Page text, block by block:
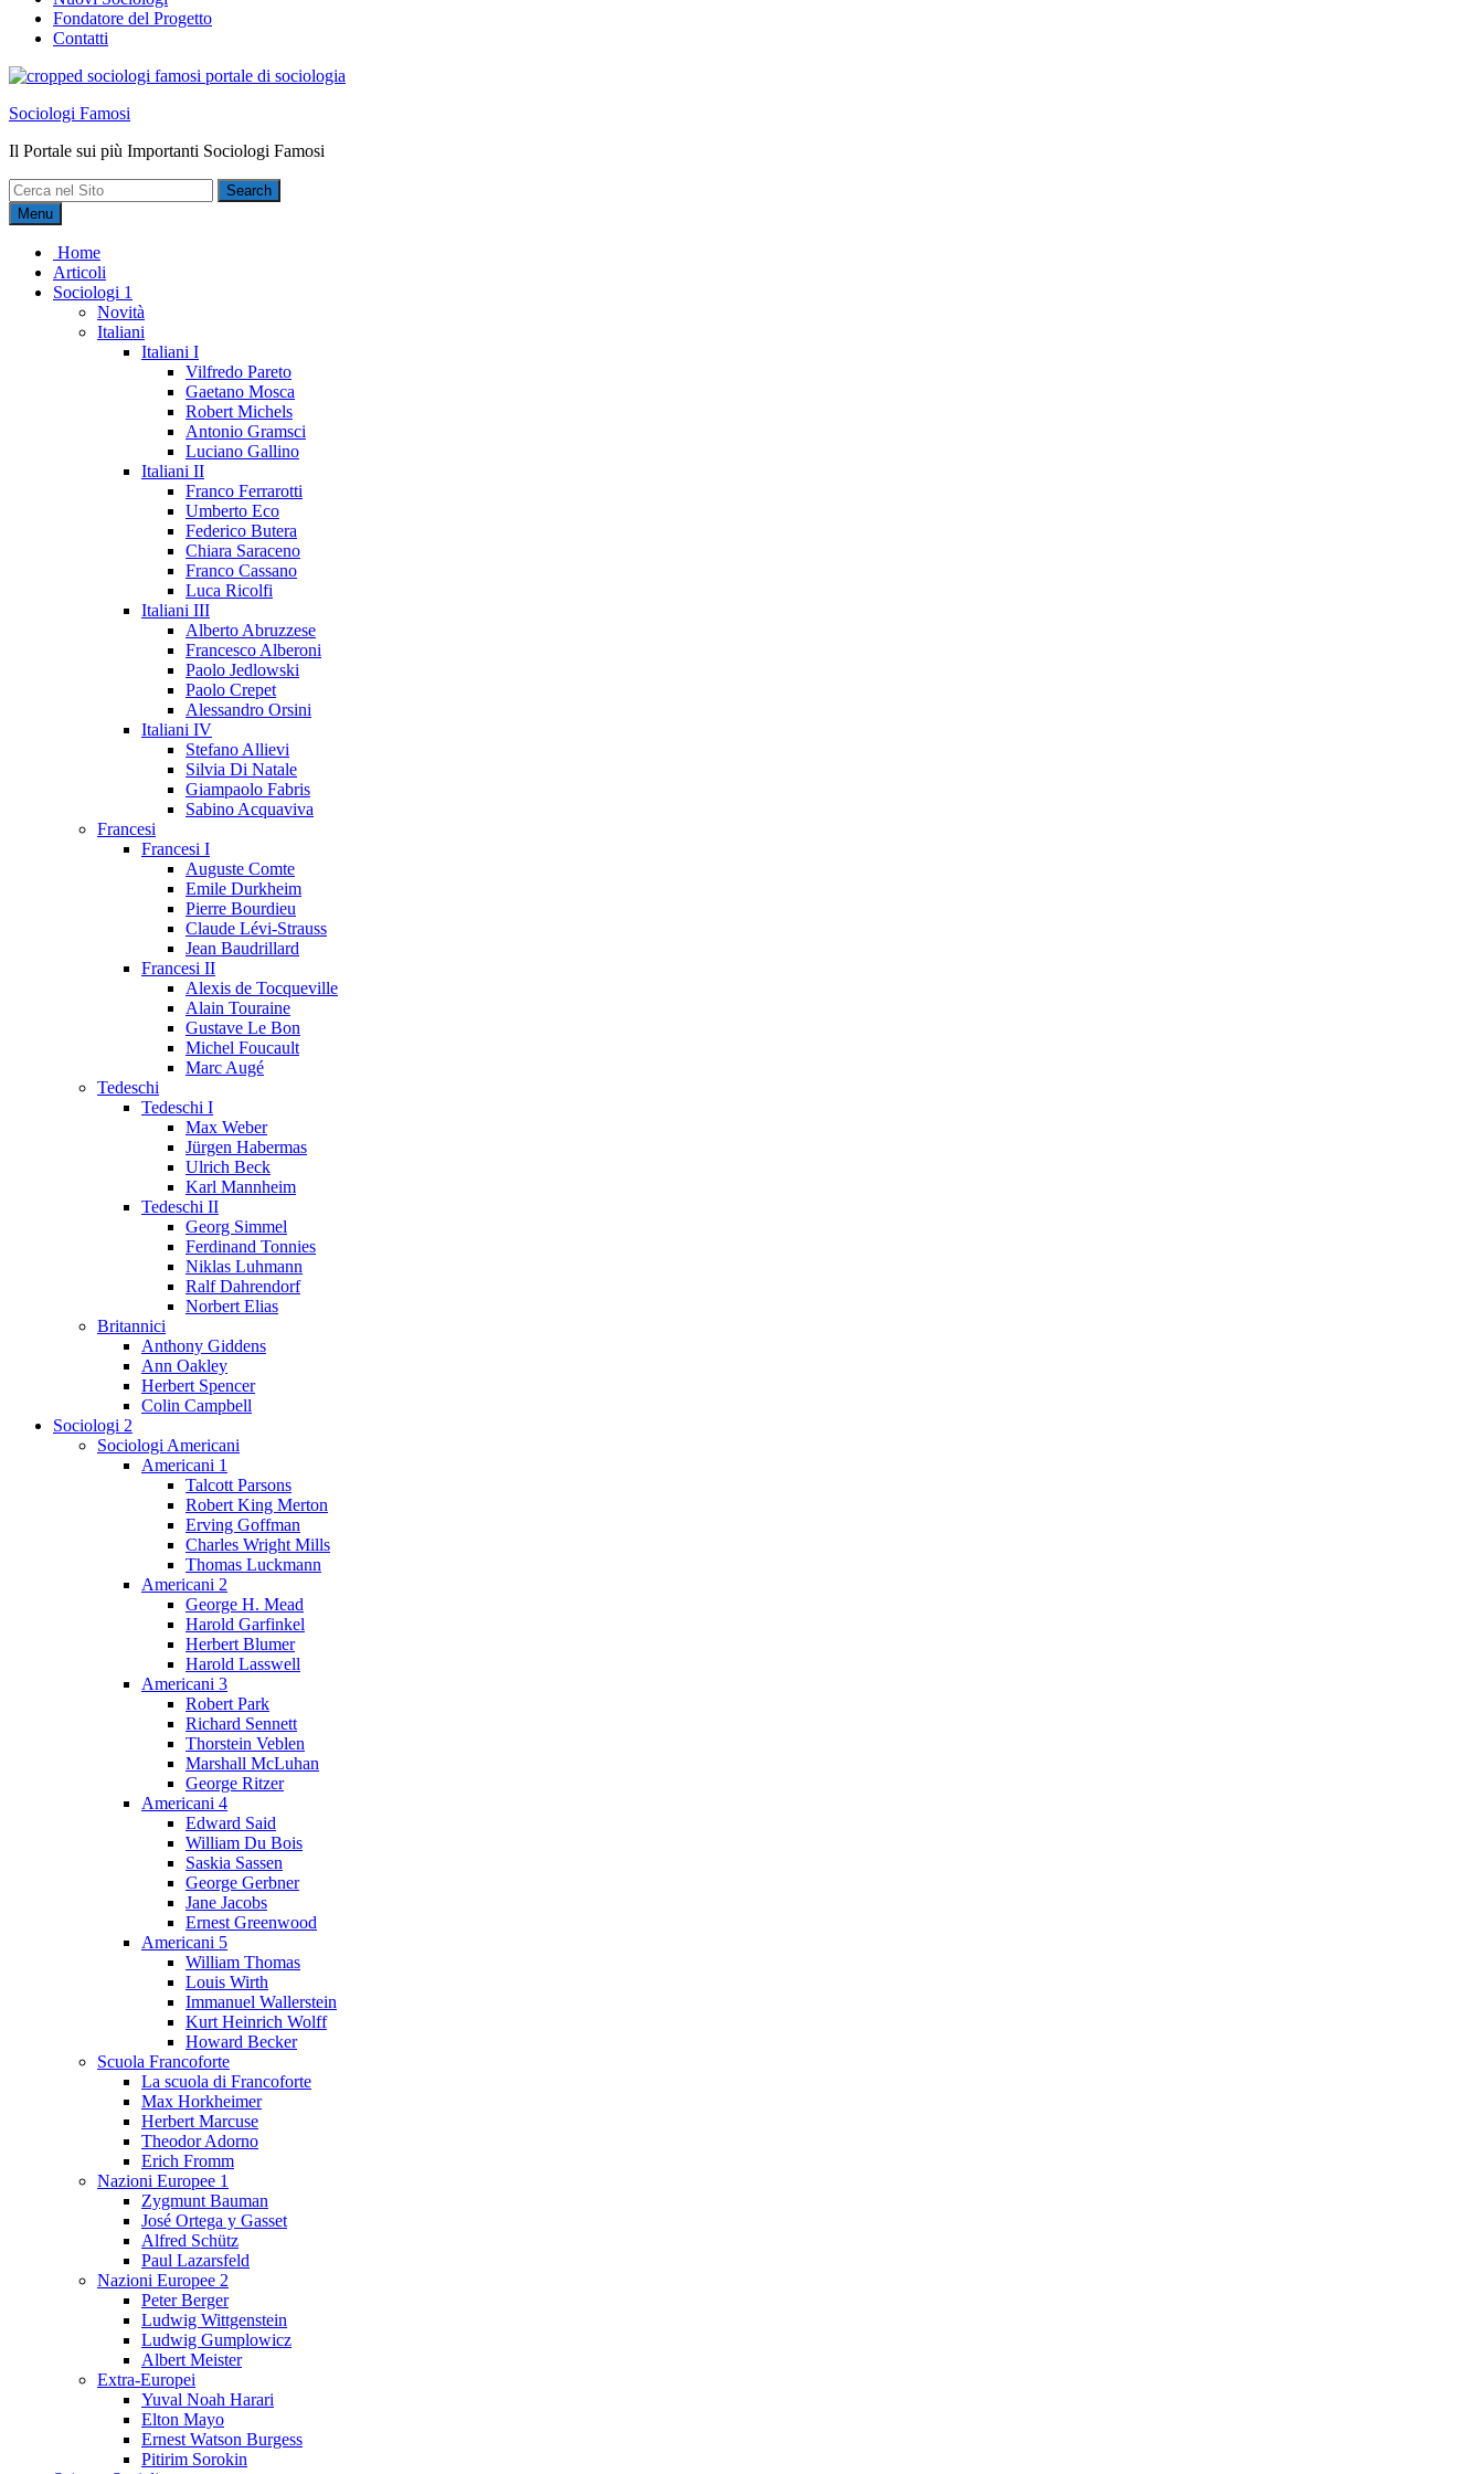
Fondatore del Progetto
Contatti
Sociologi Famosi
Il Portale sui più Importanti Sociologi Famosi
Search
for:Menu
Home
Articoli
Sociologi 1
Novità
Italiani
Italiani I
Vilfredo Pareto
Gaetano Mosca
Robert Michels
Antonio Gramsci
Luciano Gallino
Italiani II
Franco Ferrarotti
Umberto Eco
Federico Butera
Chiara Saraceno
Franco Cassano
Luca Ricolfi
Italiani III
Alberto Abruzzese
Francesco Alberoni
Paolo Jedlowski
Paolo Crepet
Alessandro Orsini
Italiani IV
Stefano Allievi
Silvia Di Natale
Giampaolo Fabris
Sabino Acquaviva
Francesi
Francesi I
Auguste Comte
Emile Durkheim
Pierre Bourdieu
Claude Lévi-Strauss
Jean Baudrillard
Francesi II
Alexis de Tocqueville
Alain Touraine
Gustave Le Bon
Michel Foucault
Marc Augé
Tedeschi
Tedeschi I
Max Weber
Jürgen Habermas
Ulrich Beck
Karl Mannheim
Tedeschi II
Georg Simmel
Ferdinand Tonnies
Niklas Luhmann
Ralf Dahrendorf
Norbert Elias
Britannici
Anthony Giddens
Ann Oakley
Herbert Spencer
Colin Campbell
Sociologi 2
Sociologi Americani
Americani 1
Talcott Parsons
Robert King Merton
Erving Goffman
Charles Wright Mills
Thomas Luckmann
Americani 2
George H. Mead
Harold Garfinkel
Herbert Blumer
Harold Lasswell
Americani 3
Robert Park
Richard Sennett
Thorstein Veblen
Marshall McLuhan
George Ritzer
Americani 4
Edward Said
William Du Bois
Saskia Sassen
George Gerbner
Jane Jacobs
Ernest Greenwood
Americani 5
William Thomas
Louis Wirth
Immanuel Wallerstein
Kurt Heinrich Wolff
Howard Becker
Scuola Francoforte
La scuola di Francoforte
Max Horkheimer
Herbert Marcuse
Theodor Adorno
Erich Fromm
Nazioni Europee 1
Zygmunt Bauman
José Ortega y Gasset
Alfred Schütz
Paul Lazarsfeld
Nazioni Europee 2
Peter Berger
Ludwig Wittgenstein
Ludwig Gumplowicz
Albert Meister
Extra-Europei
Yuval Noah Harari
Elton Mayo
Ernest Watson Burgess
Pitirim Sorokin